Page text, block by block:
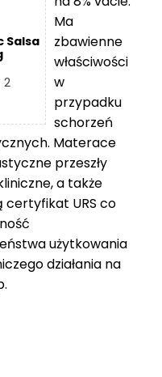
Salsa
2
zł
zł
Ma
zbawienne
właściwości
w
przypadku
schorzeń
Materace
przeszły
a także
certyfikat URS co
użytkowania
działania na